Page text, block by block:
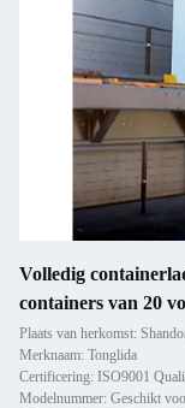
Volledig
containers van 20
Plaats van herkomst:
Merknaam: Tonglida
Certificering: ISO9001
Modelnummer: Geschikt